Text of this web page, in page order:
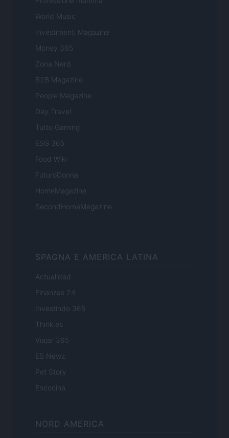
World Music
Investimenti Magazine
Money 365
Zona Nerd
B2B Magazine
People Magazine
Day Travel
Tutto Gaming
ESG 365
Food Wiki
FuturoDonna
HomeMagazine
SecondHomeMagazine
SPAGNA E AMERICA LATINA
Actualidad
Finanzas 24
Investindo 365
Think.es
Viajar 365
ES Newz
Pet Story
Encocina
NORD AMERICA